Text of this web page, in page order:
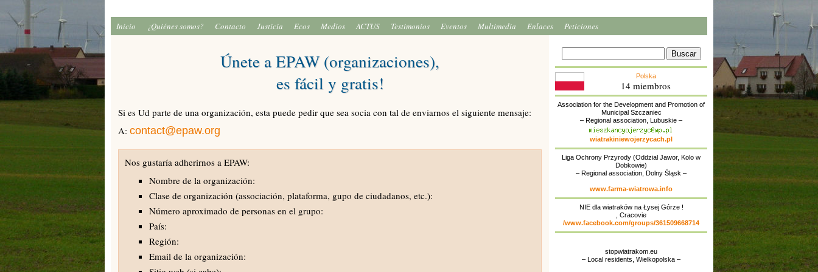
Inicio ¿Quiénes somos? Contacto Justicia Ecos Medios ACTUS Testimonios Eventos Multimedia Enlaces Peticiones
Polska
14 miembros
Association for the Development and Promotion of
Municipal Szczaniec
– Regional association, Lubuskie –
wiatrakiniewojerzycach.pl
Liga Ochrony Przyrody (Oddzial Jawor, Kolo w
Dobkowie)
– Regional association, Dolny Śląsk –
www.farma-wiatrowa.info
NIE dla wiatraków na Łysej Górze !
, Cracovie
/www.facebook.com/groups/361509668714
stopwiatrakom.eu
– Local residents, Wielkopolska –
Únete a EPAW (organizaciones),
es fácil y gratis!
Si es Ud parte de una organización, esta puede pedir que sea socia con tal de enviarnos el siguiente mensaje:
A: contact@epaw.org
Nos gustaría adherirnos a EPAW:
Nombre de la organización:
Clase de organización (associación, plataforma, gupo de ciudadanos, etc.):
Número aproximado de personas en el grupo:
País:
Región:
Email de la organización: